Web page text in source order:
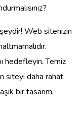
Web sitenizin
hedefleyin. Temiz
siteyi daha rahat
bir tasarım,